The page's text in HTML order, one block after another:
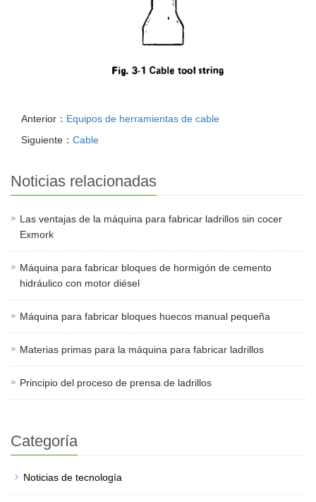
Anterior： Equipos de herramientas de cable
Siguiente： Cable
Noticias relacionadas
Las ventajas de la máquina para fabricar ladrillos sin cocer
Exmork
Máquina para fabricar bloques de hormigón de cemento
hidráulico con motor diésel
Máquina para fabricar bloques huecos manual pequeña
Materias primas para la máquina para fabricar ladrillos
Principio del proceso de prensa de ladrillos
Categoría
Noticias de tecnología